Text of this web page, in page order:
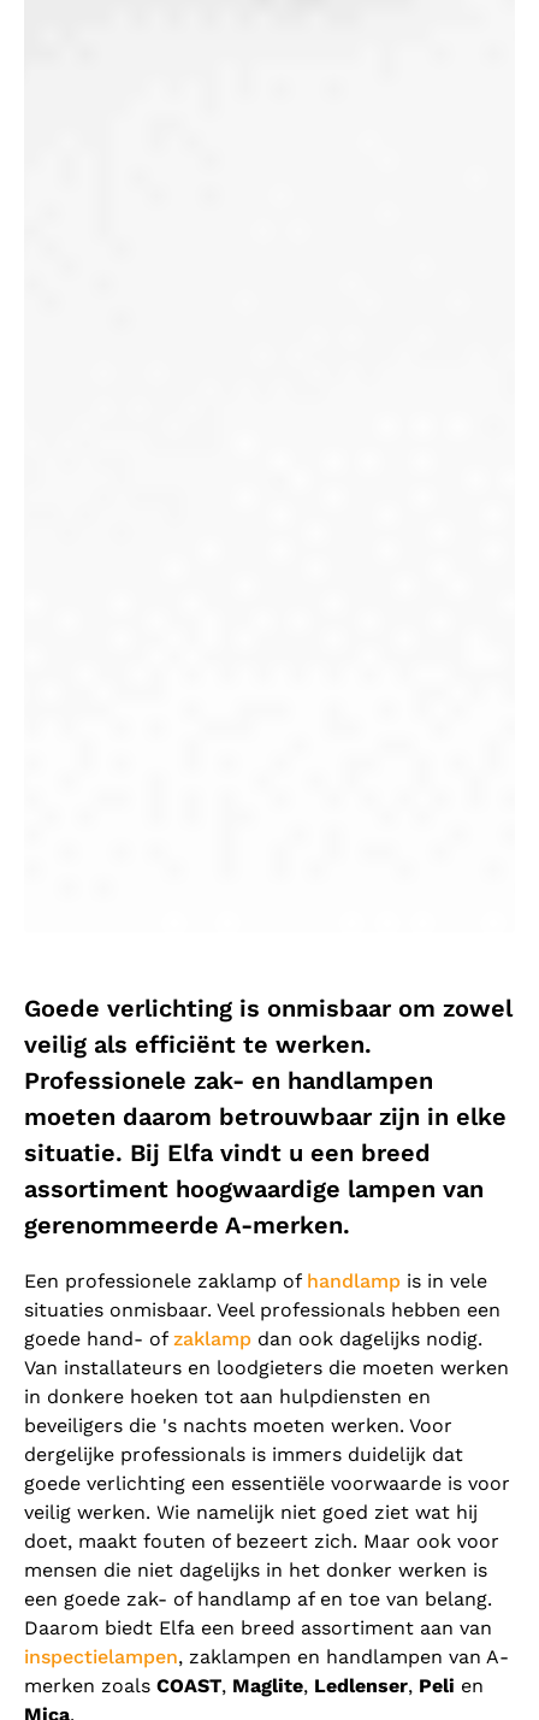
Goede verlichting is onmisbaar om zowel
veilig als efficiënt te werken.
Professionele zak- en handlampen
moeten daarom betrouwbaar zijn in elke
situatie. Bij Elfa vindt u een breed
assortiment hoogwaardige lampen van
gerenommeerde A-merken.
Een professionele zaklamp of handlamp is in vele
situaties onmisbaar. Veel professionals hebben een
goede hand- of zaklamp dan ook dagelijks nodig.
Van installateurs en loodgieters die moeten werken
in donkere hoeken tot aan hulpdiensten en
beveiligers die 's nachts moeten werken. Voor
dergelijke professionals is immers duidelijk dat
goede verlichting een essentiële voorwaarde is voor
veilig werken. Wie namelijk niet goed ziet wat hij
doet, maakt fouten of bezeert zich. Maar ook voor
mensen die niet dagelijks in het donker werken is
een goede zak- of handlamp af en toe van belang.
Daarom biedt Elfa een breed assortiment aan van
inspectielampen, zaklampen en handlampen van A-
merken zoals COAST, Maglite, Ledlenser, Peli en
Mica.